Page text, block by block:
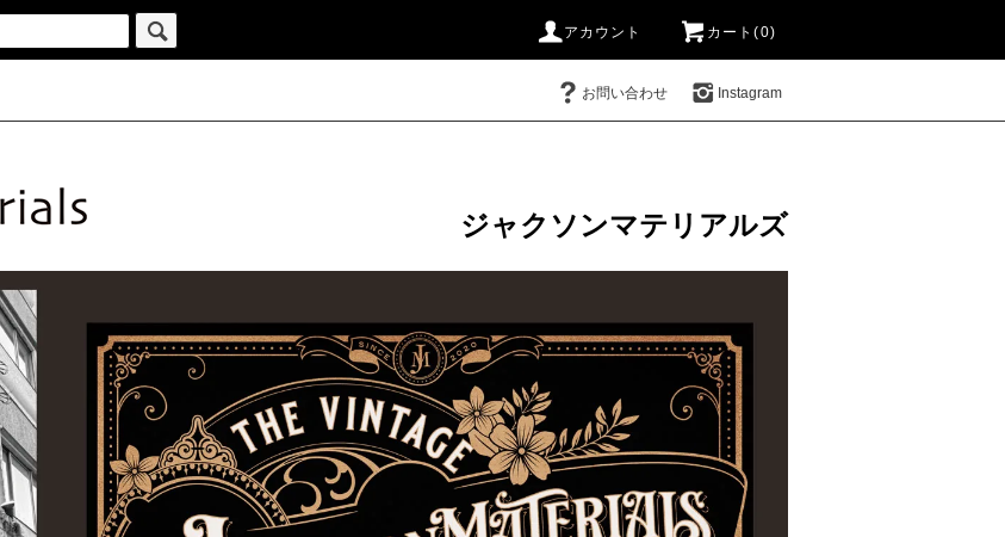
アカウント カート(0)
お問い合わせ Instagram
ジャクソンマテリアルズ